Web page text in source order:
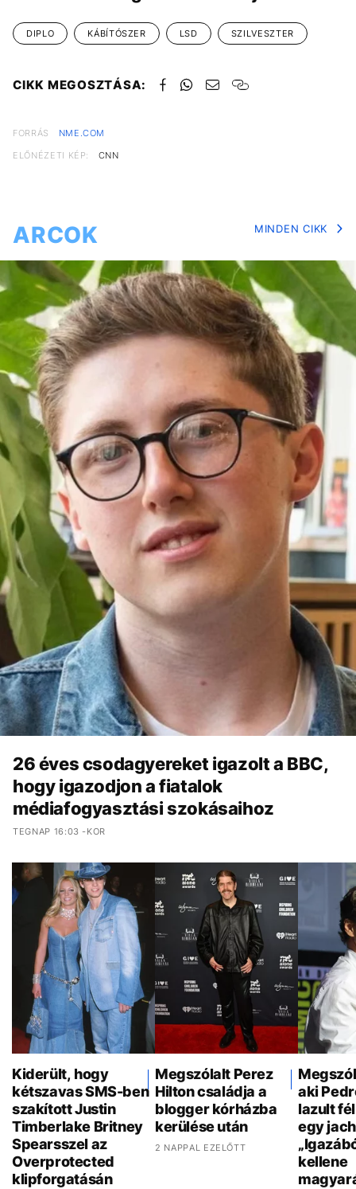
DIPLO KÁBÍTÓSZER LSD SZILVESZTER
CIKK MEGOSZTÁSA:
FORRÁS
NME.COM
ELŐNÉZETI KÉP:
CNN
ARCOK MINDEN CIKK
26 éves csodagyereket igazolt a BBC,
hogy igazodjon a fiatalok
médiafogyasztási szokásaihoz
TEGNAP 16:03 -KOR
Kiderült, hogy
kétszavas SMS-ben
szakított Justin
Timberlake Britney
Spearsszel az
Overprotected
klipforgatásán
Megszólalt Perez
Hilton családja a
blogger kórházba
kerülése után
2 NAPPAL EZELŐTT
aki
lazult
egy
kellene